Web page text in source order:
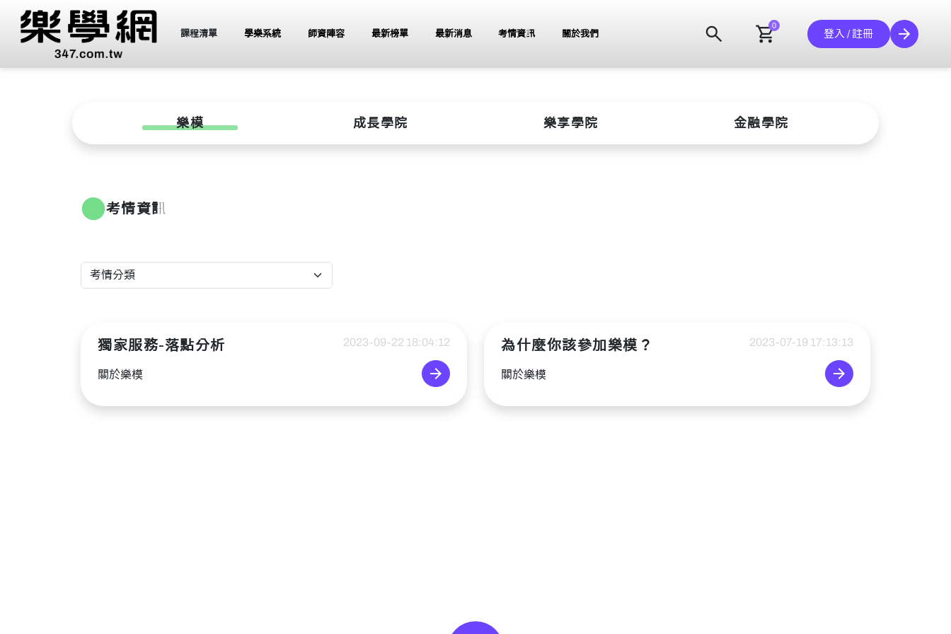
課程清單 學樂系統 師資陣容 最新榜單 最新消息 考情資訊 關於我們 search shopping_cart
0
登入 / 註冊 arrow_forward
樂模 成長學院 樂享學院 金融學院
●考情資訊
獨家服務-落點分析 2023-09-22 18:04:12
關於樂模 arrow_forward
為什麼你該參加樂模？ 2023-07-19 17:13:13
關於樂模 arrow_forward